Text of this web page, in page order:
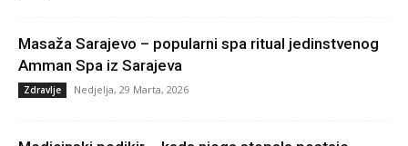
Masaža Sarajevo – popularni spa ritual jedinstvenog
Amman Spa iz Sarajeva
Zdravlje Nedjelja, 29 Marta, 2026